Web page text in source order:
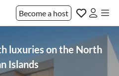
Become a host
luxuries on the North
Islands